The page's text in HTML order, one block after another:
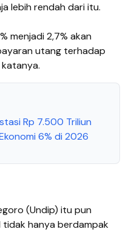
lebih rendah dari itu.
menjadi 2,7% akan
utang terhadap
katanya.
Rp 7.500 Triliun
6% di 2026
(Undip) itu pun
tidak hanya berdampak